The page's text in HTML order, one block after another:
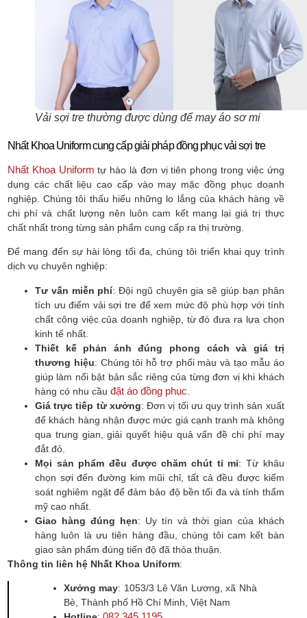
Vải sợi tre thường được dùng để may áo sơ mi
Nhất Khoa Uniform cung cấp giải pháp đồng phục vải sợi tre
Nhất Khoa Uniform tự hào là đơn vị tiên phong trong việc ứng
dụng các chất liệu cao cấp vào may mặc đồng phục doanh
nghiệp. Chúng tôi thấu hiểu những lo lắng của khách hàng về
chi phí và chất lượng nên luôn cam kết mang lại giá trị thực
chất nhất trong từng sản phẩm cung cấp ra thị trường.
Để mang đến sự hài lòng tối đa, chúng tôi triển khai quy trình
dịch vụ chuyên nghiệp:
Tư vấn miễn phí: Đội ngũ chuyên gia sẽ giúp bạn phân
tích ưu điểm vải sợi tre để xem mức độ phù hợp với tính
chất công việc của doanh nghiệp, từ đó đưa ra lựa chọn
kinh tế nhất.
Thiết kế phản ánh đúng phong cách và giá trị
thương hiệu: Chúng tôi hỗ trợ phối màu và tạo mẫu áo
giúp làm nổi bật bản sắc riêng của từng đơn vị khi khách
hàng có nhu cầu đặt áo đồng phục
Giá trực tiếp từ xưởng: Đơn vị tối ưu quy trình sản xuất
để khách hàng nhận được mức giá cạnh tranh mà không
qua trung gian, giải quyết hiệu quả vấn đề chi phí may
đắt đỏ.
Mọi sản phẩm đều được chăm chút tỉ mỉ: Từ khâu
chọn sợi đến đường kim mũi chỉ, tất cả đều được kiểm
soát nghiêm ngặt để đảm bảo độ bền tối đa và tính thẩm
mỹ cao nhất.
Giao hàng đúng hẹn: Uy tín và thời gian của khách
hàng luôn là ưu tiên hàng đầu, chúng tôi cam kết bàn
giao sản phẩm đúng tiến độ đã thỏa thuận.
Thông tin liên hệ Nhất Khoa Uniform:
Xưởng may: 1053/3 Lê Văn Lương, xã Nhà
Bè, Thành phố Hồ Chí Minh, Việt Nam